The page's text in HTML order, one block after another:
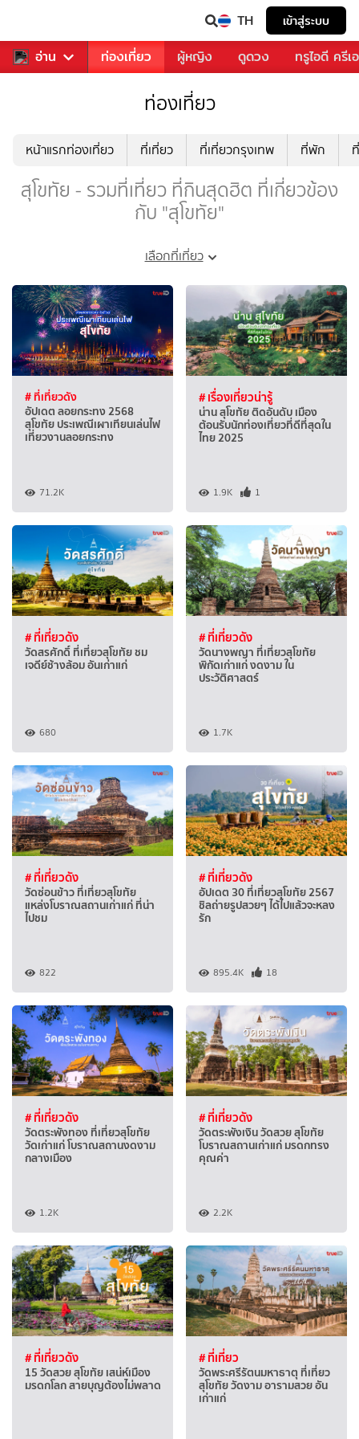
TH เข้าสู่ระบบ
อ่าน
ลง อาหาร ท่องเที่ยว ผู้หญิง ดูดวง ทรูไอดี ครีเ
ท่องเที่ยว
หน้าแรกท่องเที่ยว ที่เที่ยว ที่เที่ยวกรุงเทพ ที่พัก
สุโขทัย - รวมที่เที่ยว ที่กินสุดฮิต ที่เกี่ยวข้อง
กับ "สุโขทัย"
เลือกที่เที่ยว
# ที่เที่ยวดัง
อัปเดต ลอยกระทง 2568
สุโขทัย ประเพณีเผาเทียนเล่นไฟ
เที่ยวงานลอยกระทง
71.2K
# เรื่องเที่ยวน่ารู้
น่าน สุโขทัย ติดอันดับ เมือง
ต้อนรับนักท่องเที่ยวที่ดีที่สุดใน
ไทย 2025
1.9K 1
# ที่เที่ยวดัง
วัดสรศักดิ์ ที่เที่ยวสุโขทัย ชม
เจดีย์ช้างล้อม อันเก่าแก่
680
# ที่เที่ยวดัง
วัดนางพญา ที่เที่ยวสุโขทัย
พิกัดเก่าแก่ งดงาม ใน
ประวัติศาสตร์
1.7K
# ที่เที่ยวดัง
วัดซ่อนข้าว ที่เที่ยวสุโขทัย
แหล่งโบราณสถานเก่าแก่ ที่น่า
ไปชม
822
# ที่เที่ยวดัง
อัปเดต 30 ที่เที่ยวสุโขทัย 2567
ชิลถ่ายรูปสวยๆ ได้ไปแล้วจะหลง
รัก
895.4K 18
# ที่เที่ยวดัง
วัดตระพังทอง ที่เที่ยวสุโขทัย
วัดเก่าแก่ โบราณสถานงดงาม
กลางเมือง
1.2K
# ที่เที่ยวดัง
วัดตระพังเงิน วัดสวย สุโขทัย
โบราณสถานเก่าแก่ มรดกทรง
คุณค่า
2.2K
# ที่เที่ยวดัง
15 วัดสวย สุโขทัย เสน่ห์เมือง
มรดกโลก สายบุญต้องไม่พลาด
# ที่เที่ยว
วัดพระศรีรัตนมหาธาตุ ที่เที่ยว
สุโขทัย วัดงาม อารามสวย อัน
เก่าแก่